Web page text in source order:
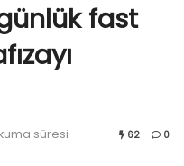
fast
süresi 62 0